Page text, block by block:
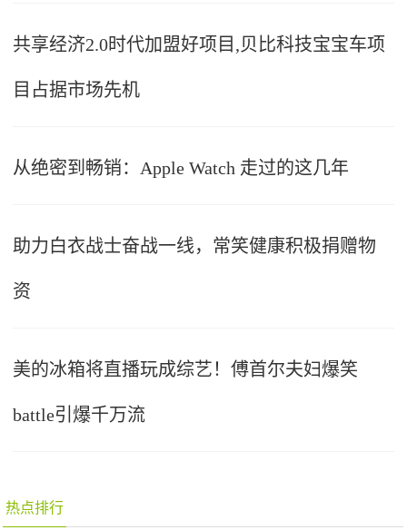
共享经济2.0时代加盟好项目,贝比科技宝宝车项
目占据市场先机
从绝密到畅销：Apple Watch 走过的这几年
助力白衣战士奋战一线，常笑健康积极捐赠物
资
美的冰箱将直播玩成综艺！傅首尔夫妇爆笑
battle引爆千万流
热点排行